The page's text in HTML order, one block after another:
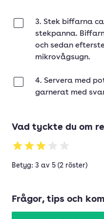
3. Stek biffarna
stekpanna.
och sedan
mikrovågsugn.
4. Servera med
garnerat med
Vad tyckte du om
Betyg: 3 av 5 (2 röster)
Frågor, tips och